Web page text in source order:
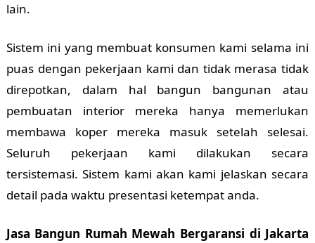
lain.
Sistem ini yang membuat konsumen kami selama ini
puas dengan pekerjaan kami dan tidak merasa tidak
direpotkan, dalam hal bangun bangunan atau
pembuatan interior mereka hanya memerlukan
membawa koper mereka masuk setelah selesai.
Seluruh pekerjaan kami dilakukan secara
tersistemasi. Sistem kami akan kami jelaskan secara
detail pada waktu presentasi ketempat anda.
Jasa Bangun Rumah Mewah Bergaransi di Jakarta